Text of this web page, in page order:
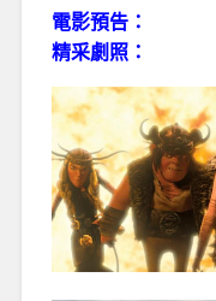
電影預告：
精采劇照：